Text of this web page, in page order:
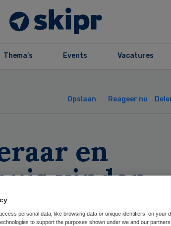
Thema’s Events Vacatures
Opslaan Reageer nu
en
vinden
op
personal data, like browsing data or unique identifiers, on your
to support the purposes shown under we and our